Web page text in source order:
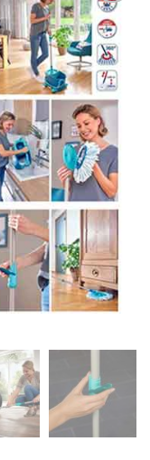
Añadir
a la
lista
de
deseos